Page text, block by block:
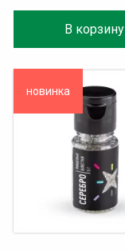
В корзину
новинка